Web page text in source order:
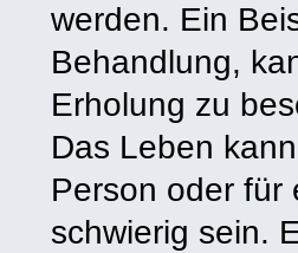
werden. Ein
Behandlung,
Erholung zu
Das Leben
Person oder für
schwierig sein.